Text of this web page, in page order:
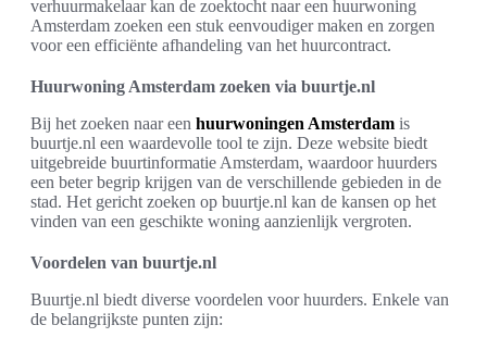
verhuurmakelaar kan de zoektocht naar een huurwoning
Amsterdam zoeken een stuk eenvoudiger maken en zorgen
voor een efficiënte afhandeling van het huurcontract.
Huurwoning Amsterdam zoeken via buurtje.nl
Bij het zoeken naar een huurwoningen Amsterdam is
buurtje.nl een waardevolle tool te zijn. Deze website biedt
uitgebreide buurtinformatie Amsterdam, waardoor huurders
een beter begrip krijgen van de verschillende gebieden in de
stad. Het gericht zoeken op buurtje.nl kan de kansen op het
vinden van een geschikte woning aanzienlijk vergroten.
Voordelen van buurtje.nl
Buurtje.nl biedt diverse voordelen voor huurders. Enkele van
de belangrijkste punten zijn: